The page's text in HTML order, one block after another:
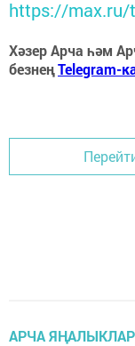
https://max.ru/
Хәзер Арча һәм
безнеңTelegram-
АРЧА